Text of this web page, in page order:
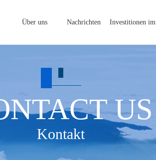
Über uns Nachrichten Investitionen im
US
Kontakt